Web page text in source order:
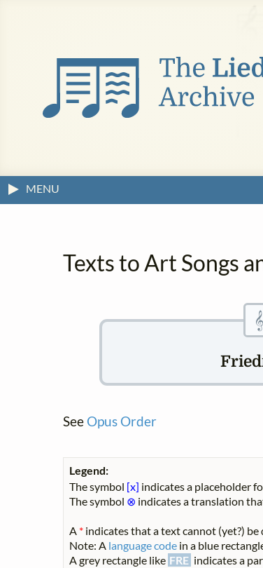
MENU
Texts to Art Songs
See Opus Order
Legend:
The symbol [x] indicates a placeholder
The symbol ⊗ indicates a translation
A * indicates that a text cannot (yet?)
Note: A language code in a blue
A grey rectangle like FRE indicates a